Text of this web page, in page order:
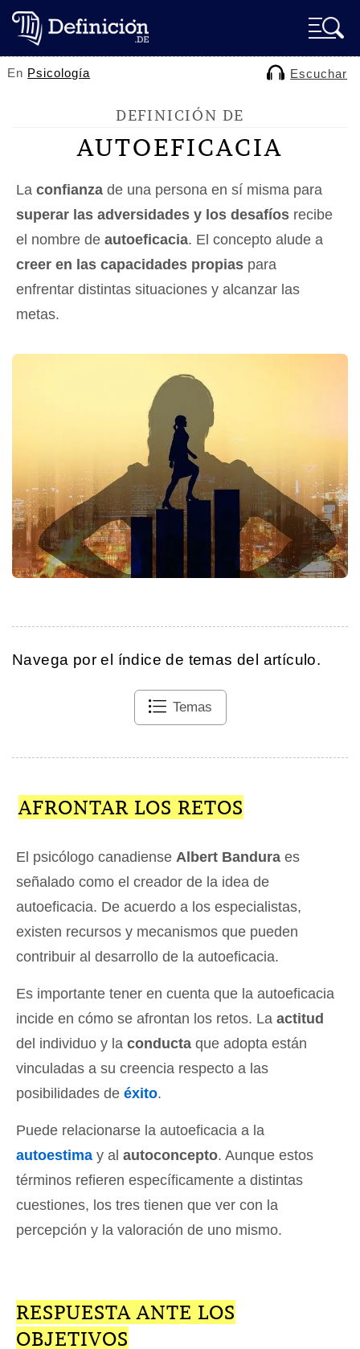
En Psicología Escuchar
DEFINICIÓN DE
AUTOEFICACIA
La confianza de una persona en sí misma para
superar las adversidades y los desafíos recibe
el nombre de autoeficacia. El concepto alude a
creer en las capacidades propias para
enfrentar distintas situaciones y alcanzar las
metas.
Navega por el índice de temas del artículo.
Temas
AFRONTAR LOS RETOS
El psicólogo canadiense Albert Bandura es
señalado como el creador de la idea de
autoeficacia. De acuerdo a los especialistas,
existen recursos y mecanismos que pueden
contribuir al desarrollo de la autoeficacia.
Es importante tener en cuenta que la autoeficacia
incide en cómo se afrontan los retos. La actitud
del individuo y la conducta que adopta están
vinculadas a su creencia respecto a las
posibilidades de éxito.
Puede relacionarse la autoeficacia a la
autoestima y al autoconcepto. Aunque estos
términos refieren específicamente a distintas
cuestiones, los tres tienen que ver con la
percepción y la valoración de uno mismo.
RESPUESTA ANTE LOS
OBJETIVOS